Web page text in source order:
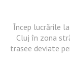
Încep lucrările
Cluj în zona
trasee deviate